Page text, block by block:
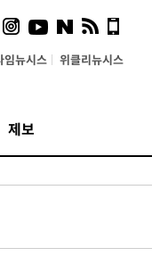
임뉴시스 위클리뉴시스
제보
마트폰 액세서리에
더했다